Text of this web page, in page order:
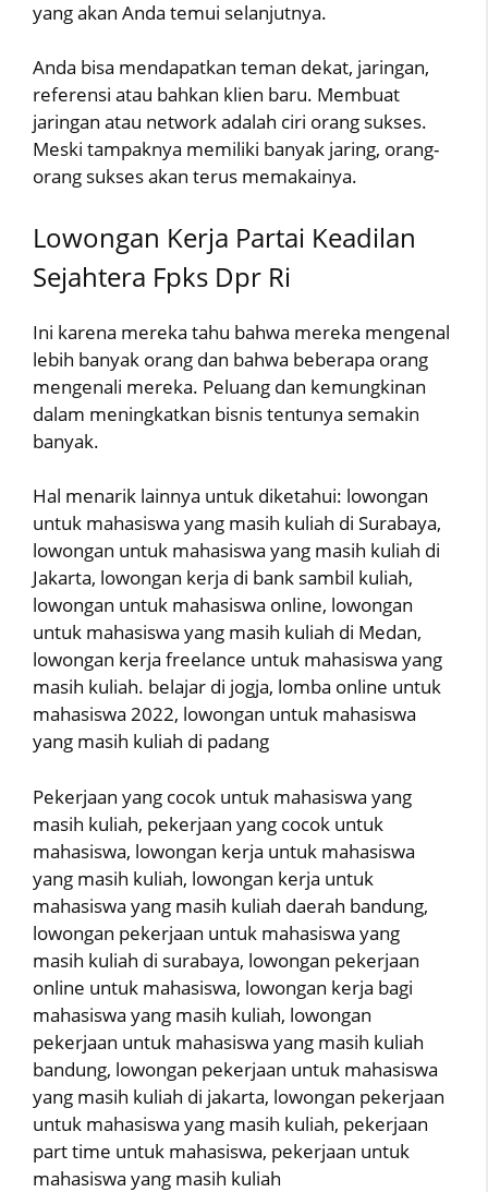
yang akan Anda temui selanjutnya.
Anda bisa mendapatkan teman dekat, jaringan,
referensi atau bahkan klien baru. Membuat
jaringan atau network adalah ciri orang sukses.
Meski tampaknya memiliki banyak jaring, orang-
orang sukses akan terus memakainya.
Lowongan Kerja Partai Keadilan
Sejahtera Fpks Dpr Ri
Ini karena mereka tahu bahwa mereka mengenal
lebih banyak orang dan bahwa beberapa orang
mengenali mereka. Peluang dan kemungkinan
dalam meningkatkan bisnis tentunya semakin
banyak.
Hal menarik lainnya untuk diketahui: lowongan
untuk mahasiswa yang masih kuliah di Surabaya,
lowongan untuk mahasiswa yang masih kuliah di
Jakarta, lowongan kerja di bank sambil kuliah,
lowongan untuk mahasiswa online, lowongan
untuk mahasiswa yang masih kuliah di Medan,
lowongan kerja freelance untuk mahasiswa yang
masih kuliah. belajar di jogja, lomba online untuk
mahasiswa 2022, lowongan untuk mahasiswa
yang masih kuliah di padang
Pekerjaan yang cocok untuk mahasiswa yang
masih kuliah, pekerjaan yang cocok untuk
mahasiswa, lowongan kerja untuk mahasiswa
yang masih kuliah, lowongan kerja untuk
mahasiswa yang masih kuliah daerah bandung,
lowongan pekerjaan untuk mahasiswa yang
masih kuliah di surabaya, lowongan pekerjaan
online untuk mahasiswa, lowongan kerja bagi
mahasiswa yang masih kuliah, lowongan
pekerjaan untuk mahasiswa yang masih kuliah
bandung, lowongan pekerjaan untuk mahasiswa
yang masih kuliah di jakarta, lowongan pekerjaan
untuk mahasiswa yang masih kuliah, pekerjaan
part time untuk mahasiswa, pekerjaan untuk
mahasiswa yang masih kuliah